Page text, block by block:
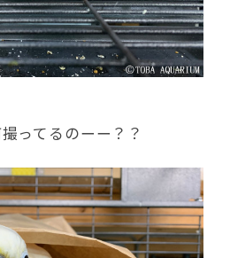
ってるのーー？？